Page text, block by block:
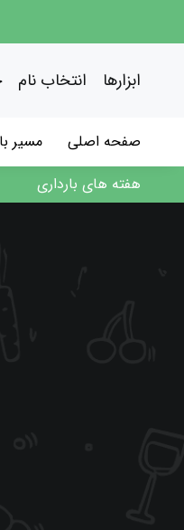
ابزارها انتخاب نام
صفحه اصلی مسیر
هفته های بارداری